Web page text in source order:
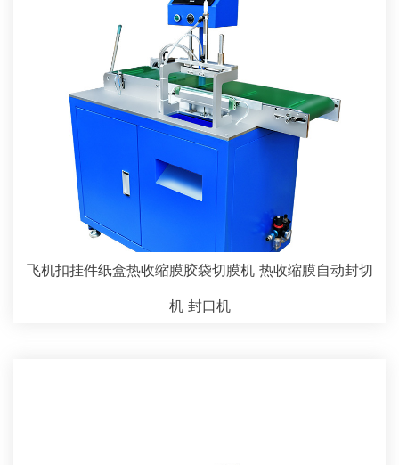
飞机扣挂件纸盒热收缩膜胶袋切膜机 热收缩膜自动封切
机 封口机